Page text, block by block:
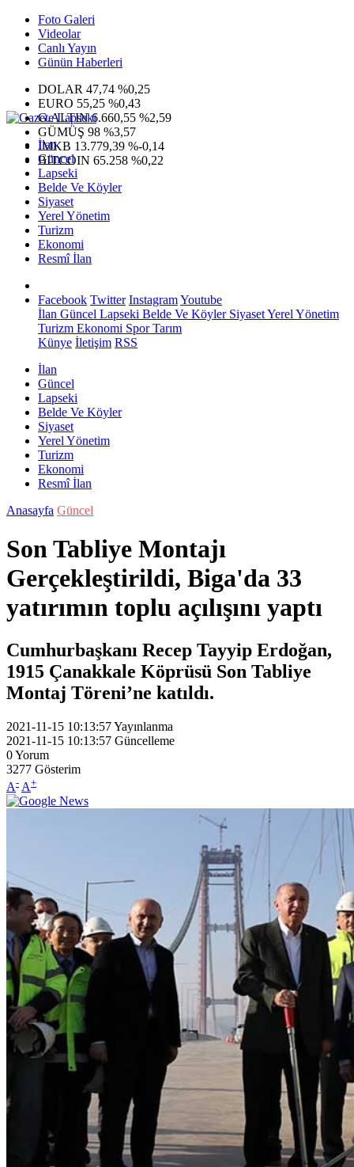
Foto Galeri
Videolar
Canlı Yayın
Günün Haberleri
DOLAR 47,74 %0,25
EURO 55,25 %0,43
G.ALTIN6.660,55 %2,59
GÜMÜŞ 98 %3,57
IMKB 13.779,39 %-0,14
BITCOIN 65.258 %0,22
İlan
Güncel
Lapseki
Belde Ve Köyler
Siyaset
Yerel Yönetim
Turizm
Ekonomi
Resmî İlan
Facebook Twitter InstagramYoutube
İlan Güncel Lapseki Belde Ve KöylerSiyasetYerel Yönetim
Turizm Ekonomi SporTarım
Künye İletişim RSS
İlan
Güncel
Lapseki
Belde Ve Köyler
Siyaset
Yerel Yönetim
Turizm
Ekonomi
Resmî İlan
Anasayfa Güncel
Son Tabliye Montajı
Gerçekleştirildi, Biga'da 33
yatırımın toplu açılışını yaptı
Cumhurbaşkanı Recep Tayyip Erdoğan,
1915 Çanakkale Köprüsü Son Tabliye
Montaj Töreni’ne katıldı.
2021-11-15 10:13:57Yayınlanma
2021-11-15 10:13:57 Güncelleme
0Yorum
3277 Gösterim
A- A+